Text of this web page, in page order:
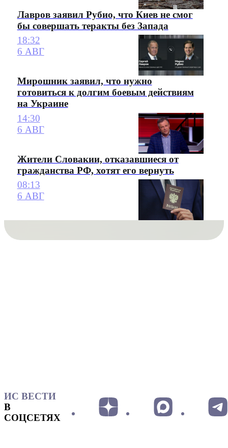
Лавров заявил Рубио, что Киев не смог
бы совершать теракты без Запада
18:32
6 АВГ
Мирошник заявил, что нужно
готовиться к долгим боевым действиям
на Украине
14:30
6 АВГ
Жители Словакии, отказавшиеся от
гражданства РФ, хотят его вернуть
08:13
6 АВГ
ИС ВЕСТИ
В
СОЦСЕТЯХ